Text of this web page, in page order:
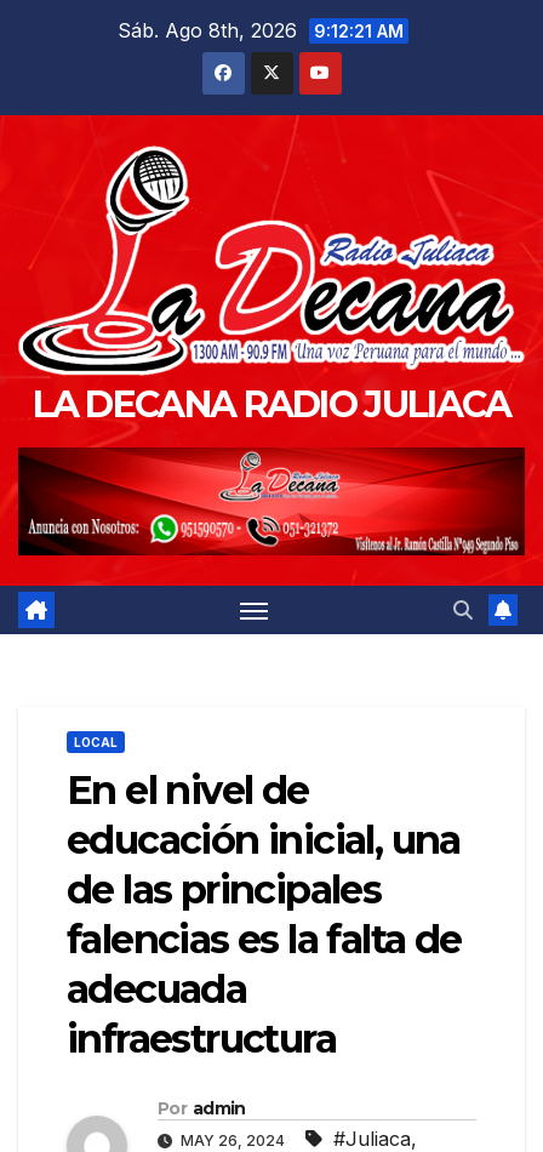
Sáb. Ago 8th, 2026 9:12:22 AM
LA DECANA RADIO JULIACA
LOCAL
En el nivel de
educación inicial, una
de las principales
falencias es la falta de
adecuada
infraestructura
Por admin
MAY 26, 2024 #Juliaca,